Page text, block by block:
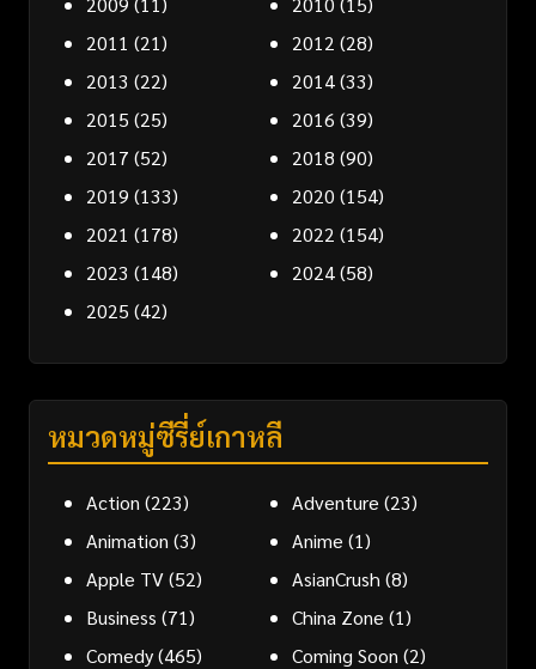
2011 (21) 2012 (28)
2013 (22) 2014(33)
2015 (25) 2016 (39)
2017 (52) 2018 (90)
2019 (133) 2020 (154)
2021 (178) 2022 (154)
2023 (148) 2024(58)
2025 (42)
หมวดหมู่ซีรี่ย์เกาหลี
Action (223) Adventure (23)
Animation (3) Anime (1)
Apple TV(52) AsianCrush (8)
Business (71) China Zone (1)
Comedy(465) Coming Soon (2)